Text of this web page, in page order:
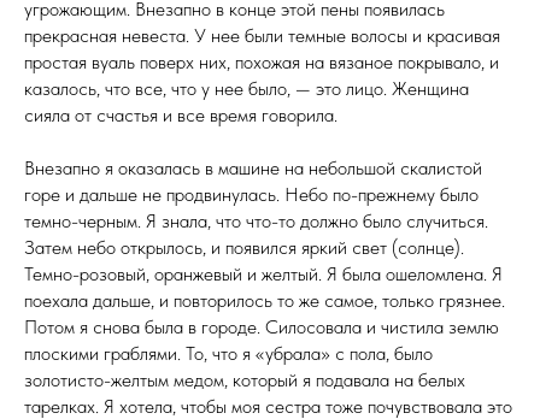
угрожающим. Внезапно в конце этой пены появилась
прекрасная невеста. У нее были темные волосы и красивая
простая вуаль поверх них, похожая на вязаное покрывало, и
казалось, что все, что у нее было, — это лицо. Женщина
сияла от счастья и все время говорила.
Внезапно я оказалась в машине на небольшой скалистой
горе и дальше не продвинулась. Небо по-прежнему было
темно-черным. Я знала, что что-то должно было случиться.
Затем небо открылось, и появился яркий свет (солнце).
Темно-розовый, оранжевый и желтый. Я была ошеломлена. Я
поехала дальше, и повторилось то же самое, только грязнее.
Потом я снова была в городе. Силосовала и чистила землю
плоскими граблями. То, что я «убрала» с пола, было
золотисто-желтым медом, который я подавала на белых
тарелках. Я хотела, чтобы моя сестра тоже почувствовала это